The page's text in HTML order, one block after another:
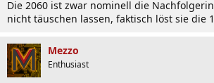
Die 2060 ist zwar nominell die
nicht täuschen lassen, faktisch löst sie die
Mezzo
Enthusiast